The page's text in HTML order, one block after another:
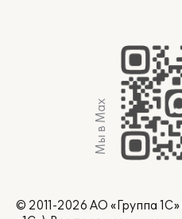
Мы в Max
© 2011-2026 АО «Группа